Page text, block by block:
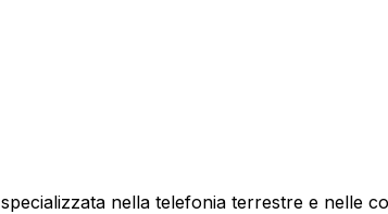
nella telefonia terrestre e nelle